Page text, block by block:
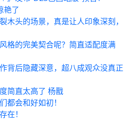
艳了
木头的场景，真是让人印象深刻，
格的完美契合呢？简直适配度满
背后隐藏深意，超八成观众没真正
简直太高了 杨戬
都会和好如初！
在！